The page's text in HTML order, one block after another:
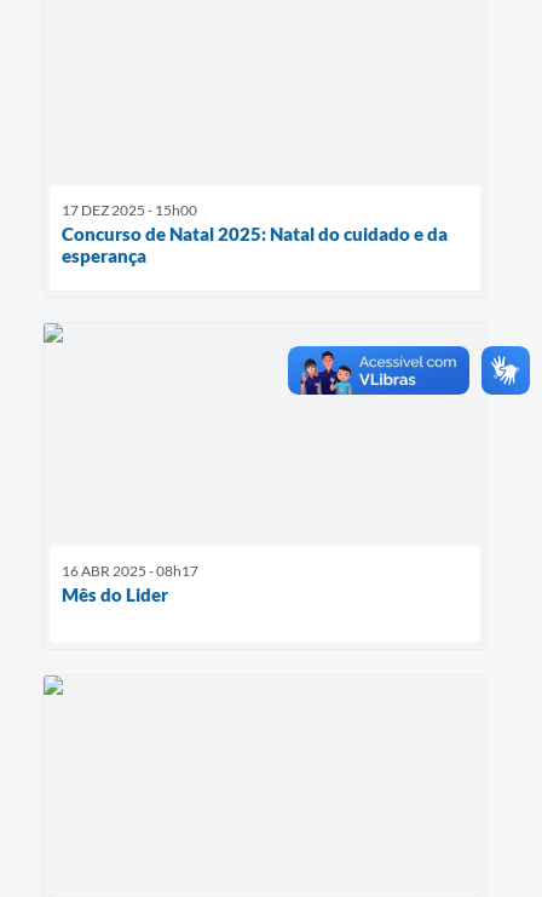
17 DEZ 2025 - 15h00
Concurso de Natal 2025: Natal do cuidado e da
esperança
16 ABR 2025 - 08h17
Mês do Lider